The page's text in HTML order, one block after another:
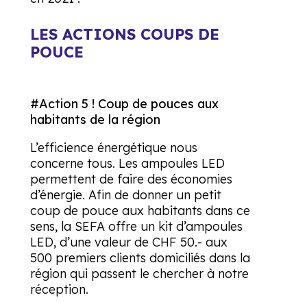
LES ACTIONS COUPS DE
POUCE
#Action 5 ! Coup de pouces aux
habitants de la région
L’efficience énergétique nous
concerne tous. Les ampoules LED
permettent de faire des économies
d’énergie. Afin de donner un petit
coup de pouce aux habitants dans ce
sens, la SEFA offre un kit d’ampoules
LED, d’une valeur de CHF 50.- aux
500 premiers clients domiciliés dans la
région qui passent le chercher à notre
réception.